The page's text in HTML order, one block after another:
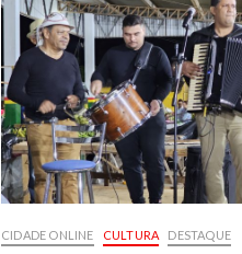
CIDADE ONLINE CULTURA DESTAQUE